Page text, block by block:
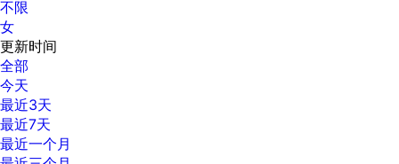
不限
女
更新时间
全部
今天
最近3天
最近7天
最近一个月